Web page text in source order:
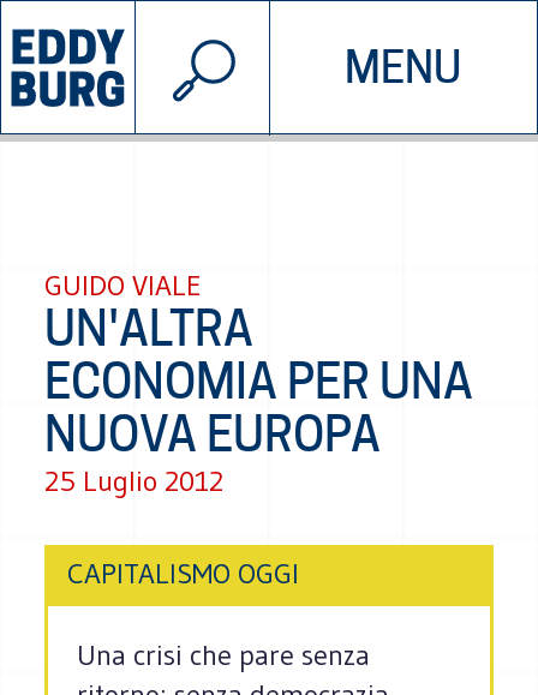
MENU
INIZIATIVE CHI SIAMO
© 2026 EDDYBURG
GUIDO VIALE
UN'ALTRA
ECONOMIA PER UNA
NUOVA EUROPA
25 Luglio 2012
CAPITALISMO OGGI
Una crisi che pare senza